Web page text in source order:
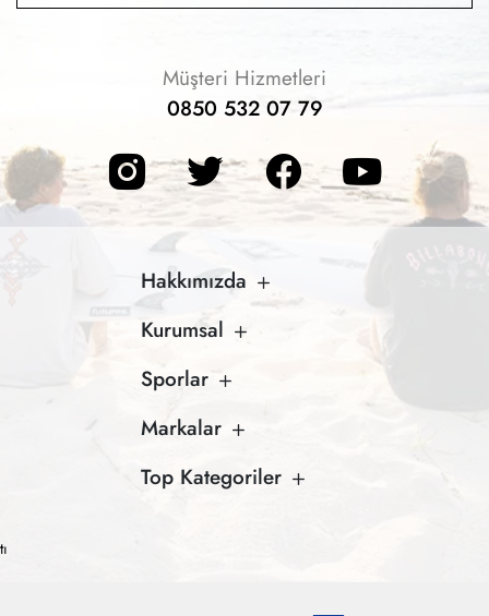
Müşteri Hizmetleri
0850 532 07 79
Hakkımızda
Kurumsal
Sporlar
Markalar
Top Kategoriler